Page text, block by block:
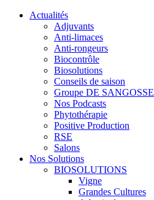
Actualités
Adjuvants
Anti-limaces
Anti-rongeurs
Biocontrôle
Biosolutions
Conseils de saison
Groupe DE SANGOSSE
Nos Podcasts
Phytothérapie
Positive Production
RSE
Salons
Nos Solutions
BIOSOLUTIONS
Vigne
Grandes Cultures